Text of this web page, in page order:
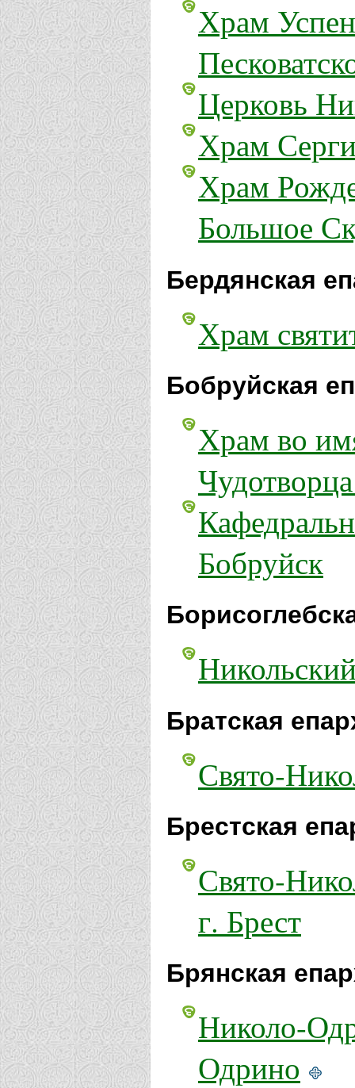
Храм
Церковь
Храм
Храм
Большое
Бердянская
Храм
Бобруйская
Храм во
Бобруйск
Братская
Свято-
Брестская
Свято-
г. Брест
Брянская
Николо-
Одрино